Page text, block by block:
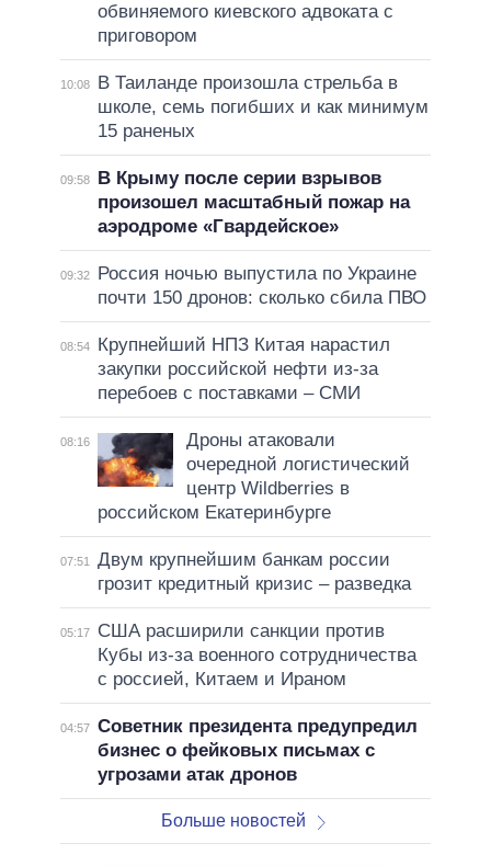
обвиняемого киевского адвоката с
приговором
10:08
В Таиланде произошла стрельба в
школе, семь погибших и как минимум
15 раненых
09:58
В Крыму после серии взрывов
произошел масштабный пожар на
аэродроме «Гвардейское»
09:32
Россия ночью выпустила по Украине
почти 150 дронов: сколько сбила ПВО
08:54
Крупнейший НПЗ Китая нарастил
закупки российской нефти из-за
перебоев с поставками – СМИ
08:16
Дроны атаковали
очередной логистический
центр Wildberries в
российском Екатеринбурге
07:51 Двум крупнейшим банкам россии
грозит кредитный кризис – разведка
05:17
США расширили санкции против
Кубы из-за военного сотрудничества
с россией, Китаем и Ираном
04:57 Советник президента предупредил
бизнес о фейковых письмах с
угрозами атак дронов
Больше новостей